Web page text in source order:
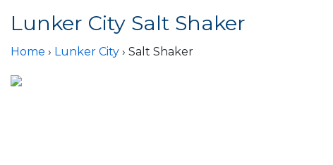
Lunker City Salt Shaker
Home › Lunker City › Salt Shaker